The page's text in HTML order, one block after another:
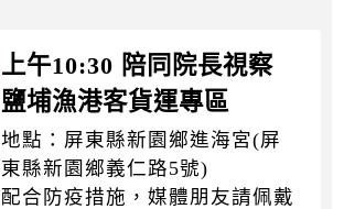
上午10:30 陪同院長視察
鹽埔漁港客貨運專區
地點：屏東縣新園鄉進海宮(屏
東縣新園鄉義仁路5號)
配合防疫措施，媒體朋友請佩戴